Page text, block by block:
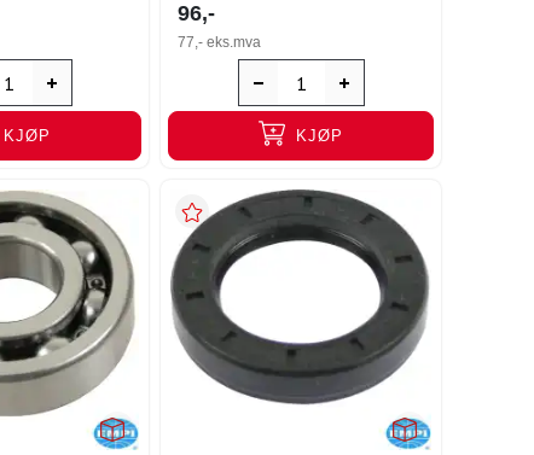
KJØP
96,-
77,- eks.mva
KJØP